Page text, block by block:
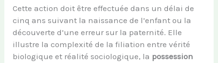
Cette action doit être effectuée dans un délai de
cinq ans suivant la naissance de l’enfant ou la
découverte d’une erreur sur la paternité. Elle
illustre la complexité de la filiation entre vérité
biologique et réalité sociologique, la possession